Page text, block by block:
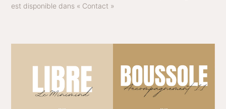
est disponible dans « Contact »